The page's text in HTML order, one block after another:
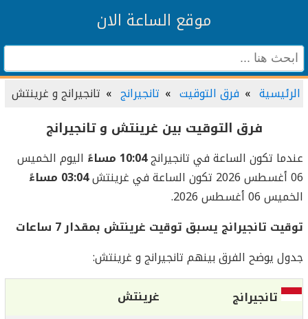
موقع الساعة الان
الرئيسية فرق التوقيت تانجيرانج تانجيرانج و غرينتش
فرق التوقيت بين غرينتش و تانجيرانج
عندما تكون الساعة في تانجيرانج10:04 مساءً
اليوم الخميس
06 أغسطس 2026 تكون الساعة في غرينتش
03:04 مساءً
الخميس 06 أغسطس 2026.
توقيت تانجيرانج يسبق توقيت غرينتش بمقدار 7 ساعات
جدول يوضح الفرق بينهم تانجيرانج و غرينتش:
تانجيرانج
غرينتش